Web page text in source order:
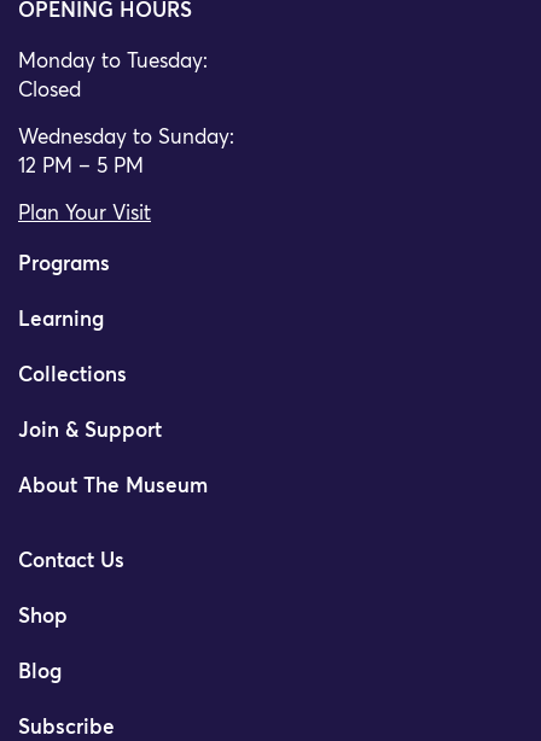
OPENING HOURS
Monday to Tuesday:
Closed
Wednesday to Sunday:
12 PM – 5 PM
Plan Your Visit
Programs
Learning
Collections
Join & Support
About The Museum
Contact Us
Shop
Blog
Subscribe